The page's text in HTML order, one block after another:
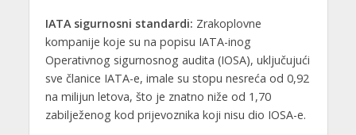
IATA sigurnosni standardi: Zrakoplovne
kompanije koje su na popisu IATA-inog
Operativnog sigurnosnog audita (IOSA), uključujući
sve članice IATA-e, imale su stopu nesreća od 0,92
na milijun letova, što je znatno niže od 1,70
zabilježenog kod prijevoznika koji nisu dio IOSA-e.